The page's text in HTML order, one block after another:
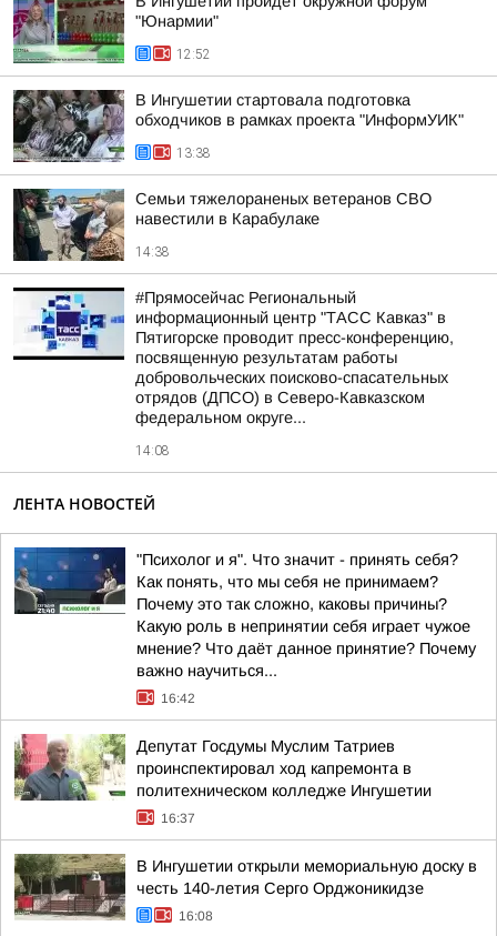
"Юнармии"
12:52
В Ингушетии стартовала подготовка
обходчиков в рамках проекта "ИнформУИК"
13:38
Семьи тяжелораненых ветеранов СВО
навестили в Карабулаке
14:38
#Прямосейчас Региональный
информационный центр "ТАСС Кавказ" в
Пятигорске проводит пресс-конференцию,
посвященную результатам работы
добровольческих поисково-спасательных
отрядов (ДПСО) в Северо-Кавказском
федеральном округе...
14:08
ЛЕНТА НОВОСТЕЙ
"Психолог и я". Что значит - принять себя?
Как понять, что мы себя не принимаем?
Почему это так сложно, каковы причины?
Какую роль в непринятии себя играет чужое
мнение? Что даёт данное принятие? Почему
важно научиться...
16:42
Депутат Госдумы Муслим Татриев
проинспектировал ход капремонта в
политехническом колледже Ингушетии
16:37
В Ингушетии открыли мемориальную доску в
честь 140-летия Серго Орджоникидзе
16:08